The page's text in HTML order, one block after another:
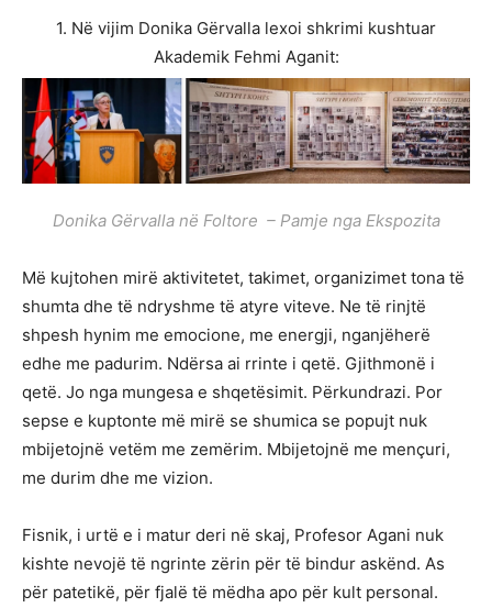
1. Në vijim Donika Gërvalla lexoi shkrimi kushtuar
Akademik Fehmi Aganit:
Donika Gërvalla në Foltore – Pamje nga Ekspozita
Më kujtohen mirë aktivitetet, takimet, organizimet tona të
shumta dhe të ndryshme të atyre viteve. Ne të rinjtë
shpesh hynim me emocione, me energji, nganjëherë
edhe me padurim. Ndërsa ai rrinte i qetë. Gjithmonë i
qetë. Jo nga mungesa e shqetësimit. Përkundrazi. Por
sepse e kuptonte më mirë se shumica se popujt nuk
mbijetojnë vetëm me zemërim. Mbijetojnë me mençuri,
me durim dhe me vizion.
Fisnik, i urtë e i matur deri në skaj, Profesor Agani nuk
kishte nevojë të ngrinte zërin për të bindur askënd. As
për patetikë, për fjalë të mëdha apo për kult personal.